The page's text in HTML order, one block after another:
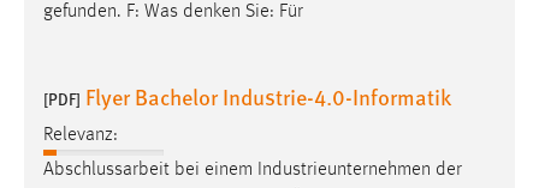
gefunden. F: Was denken Sie: Für
[PDF] Flyer Bachelor Industrie-4.0-Informatik
Relevanz:
Abschlussarbeit bei einem Industrieunternehmen der